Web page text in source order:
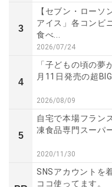
3
【セブン・ローソ
アイス」各コンビ
食べ...
2026/07/24
4
「子どもの頃の夢
月11日発売の超
2026/08/09
5
自宅で本場フラン
凍食品専門スーパ
2020/11/30
SNSアカウントを
ココ使ってます。